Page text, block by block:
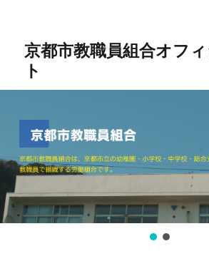
京都市教職員組合オフ
ト